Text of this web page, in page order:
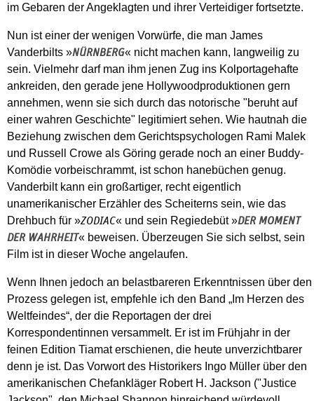
im Gebaren der Angeklagten und ihrer Verteidiger fortsetzte.
Nun ist einer der wenigen Vorwürfe, die man James
Vanderbilts »NÜRNBERG« nicht machen kann, langweilig zu
sein. Vielmehr darf man ihm jenen Zug ins Kolportagehafte
ankreiden, den gerade jene Hollywoodproduktionen gern
annehmen, wenn sie sich durch das notorische "beruht auf
einer wahren Geschichte" legitimiert sehen. Wie hautnah die
Beziehung zwischen dem Gerichtspsychologen Rami Malek
und Russell Crowe als Göring gerade noch an einer Buddy-
Komödie vorbeischrammt, ist schon hanebüchen genug.
Vanderbilt kann ein großartiger, recht eigentlich
unamerikanischer Erzähler des Scheiterns sein, wie das
Drehbuch für »ZODIAC« und sein Regiedebüt »DER MOMENT
DER WAHRHEIT« beweisen. Überzeugen Sie sich selbst, sein
Film ist in dieser Woche angelaufen.
Wenn Ihnen jedoch an belastbareren Erkenntnissen über den
Prozess gelegen ist, empfehle ich den Band „Im Herzen des
Weltfeindes“, der die Reportagen der drei
Korrespondentinnen versammelt. Er ist im Frühjahr in der
feinen Edition Tiamat erschienen, die heute unverzichtbarer
denn je ist. Das Vorwort des Historikers Ingo Müller über den
amerikanischen Chefankläger Robert H. Jackson ("Justice